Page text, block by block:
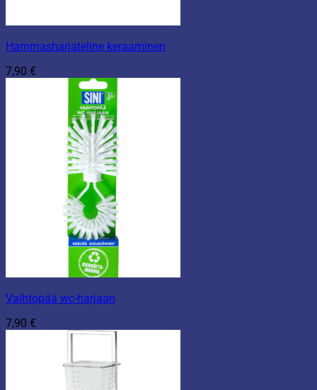
Hammasharjateline keraaminen
7,90 €
Vaihtopää wc-harjaan
7,90 €